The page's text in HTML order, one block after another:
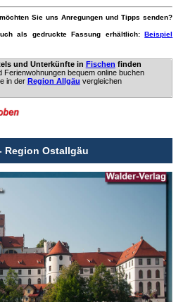
Sie uns Anregungen und Tipps senden?
als gedruckte Fassung erhältlich:Beispiel
und Unterkünfte in Fischen finden
Ferienwohnungen bequem online buchen
in der Region Allgäu vergleichen
Region Ostallgäu